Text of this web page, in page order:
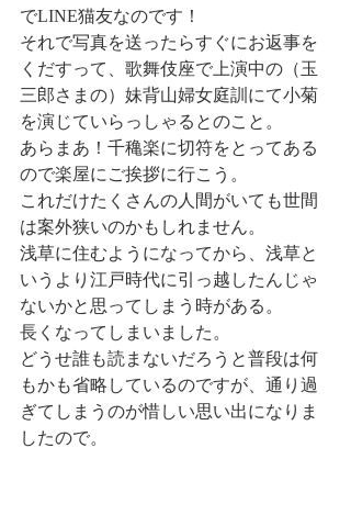
でLINE猫友なのです！
それで写真を送ったらすぐにお返事を
くだすって、歌舞伎座で上演中の（玉
三郎さまの）妹背山婦女庭訓にて小菊
を演じていらっしゃるとのこと。
あらまあ！千穐楽に切符をとってある
ので楽屋にご挨拶に行こう。
これだけたくさんの人間がいても世間
は案外狭いのかもしれません。
浅草に住むようになってから、浅草と
いうより江戸時代に引っ越したんじゃ
ないかと思ってしまう時がある。
長くなってしまいました。
どうせ誰も読まないだろうと普段は何
もかも省略しているのですが、通り過
ぎてしまうのが惜しい思い出になりま
したので。